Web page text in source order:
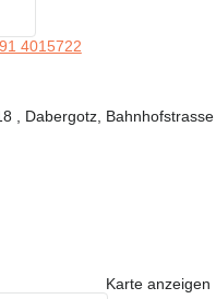
4015722
, Dabergotz,
Karte anzeigen